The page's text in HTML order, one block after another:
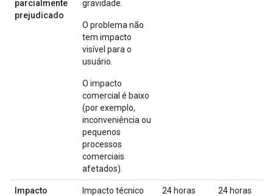
parcialmente
prejudicado
gravidade.
O problema não
tem impacto
visível para o
usuário.
O impacto
comercial é baixo
(por exemplo,
inconveniência ou
pequenos
processos
comerciais
afetados).
Impacto
Impacto técnico
24 horas
24 horas